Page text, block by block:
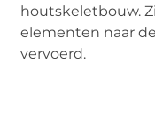
houtskeletbouw.
elementen naar
vervoerd.